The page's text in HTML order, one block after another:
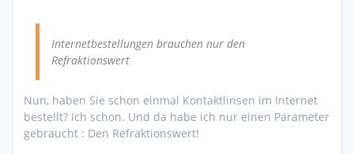
Internetbestellungen brauchen nur den
Refraktionswert
Nun, haben Sie schon einmal Kontaktlinsen im Internet
bestellt? Ich schon. Und da habe ich nur einen Parameter
gebraucht : Den Refraktionswert!